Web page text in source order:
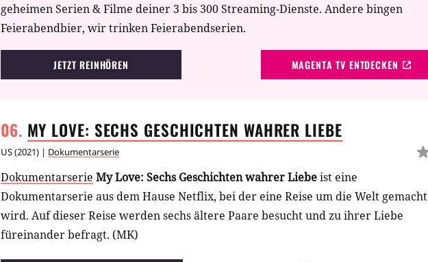
geheimen Serien & Filme deiner 3 bis 300 Streaming-Dienste. Andere bingen
Feierabendbier, wir trinken Feierabendserien.
JETZT REINHÖREN MAGENTA TV ENTDECKEN
MY LOVE: SECHS GESCHICHTEN WAHRER LIEBE
US(2021) | Dokumentarserie
Dokumentarserie My Love: Sechs Geschichten wahrer Liebeist eine
Dokumentarserie aus dem Hause Netflix, bei der eine Reise um die Welt gemacht
wird. Auf dieser Reise werden sechs ältere Paare besucht und zu ihrer Liebe
füreinander befragt. (MK)